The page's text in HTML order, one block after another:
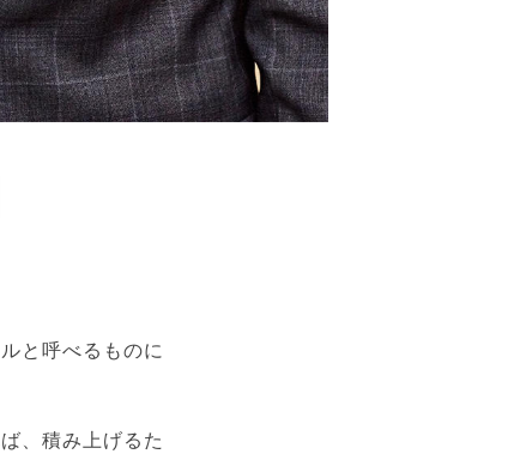
と呼べるものに
、積み上げるた